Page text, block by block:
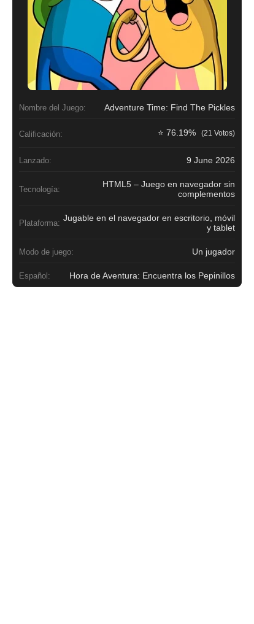
Nombre del Juego: Adventure Time: Find The Pickles
Calificación: ⭐ 76.19% (21 Votos)
Lanzado: 9 June 2026
Tecnología:
HTML5 – Juego en navegador sin
complementos
Plataforma: Jugable en el navegador en escritorio, móvil
y tablet
Modo de juego: Un jugador
Español: Hora de Aventura: Encuentra los Pepinillos